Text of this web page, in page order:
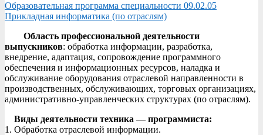
Образовательная программа специальности 09.02.05
Прикладная информатика (по отраслям)
Область профессиональной деятельности
выпускников: обработка информации, разработка,
внедрение, адаптация, сопровождение программного
обеспечения и информационных ресурсов, наладка и
обслуживание оборудования отраслевой направленности в
производственных, обслуживающих, торговых организациях,
административно-управленческих структурах (по отраслям).
Виды деятельности техника — программиста:
1. Обработка отраслевой информации.